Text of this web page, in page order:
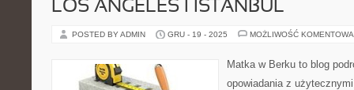
LOS ANGELES I ISTANBUL
POSTED BY ADMIN GRU - 19 - 2025 MOŻLIWOŚĆ
Matka w Berku to blog
opowiadania z